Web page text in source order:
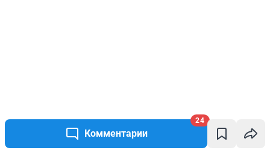
Комментарии
24